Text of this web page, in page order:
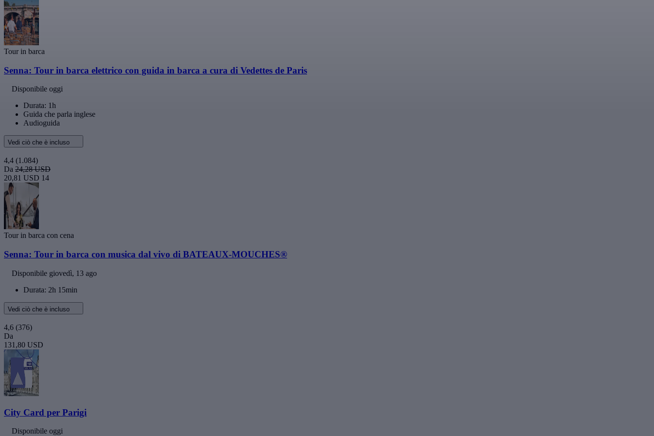
Tour in barca
Senna: Tour in barca elettrico con guida in barca a cura di Vedettes de Paris
Disponibile oggi
Durata: 1h
Guida che parla inglese
Audioguida
Vedi ciò che è incluso
4,4 (1.084)
Da 24,28 USD
20,81 USD 14
Tour in barca con cena
Senna: Tour in barca con musica dal vivo di BATEAUX-MOUCHES®
Disponibile giovedì, 13 ago
Durata: 2h 15min
Vedi ciò che è incluso
4,6 (376)
Da
131,80 USD
City Card per Parigi
Disponibile oggi